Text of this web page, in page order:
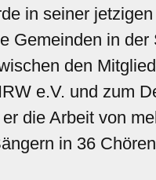
in seiner
Gemeinden in der
den
e.V. und zum
die Arbeit von
in 36